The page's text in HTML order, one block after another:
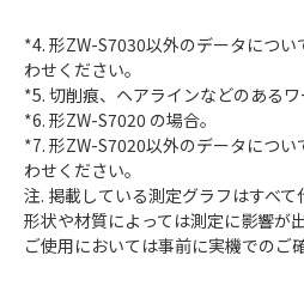
*4. 形ZW-S7030以外のデータにつ
わせください。
*5. 切削痕、ヘアラインなどのあるワ
*6. 形ZW-S7020 の場合。
*7. 形ZW-S7020以外のデータにつ
わせください。
注. 掲載している測定グラフはすべ
形状や材質によっては測定に影響が
ご使用においては事前に実機でのご